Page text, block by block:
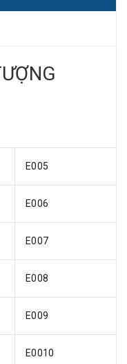
E005
E006
E007
E008
E009
E0010